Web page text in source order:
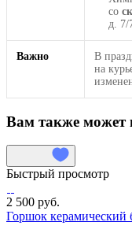
со
д. 7/
Важно
В
на
Вам также может
Быстрый просмотр
2 500 руб.
Горшок